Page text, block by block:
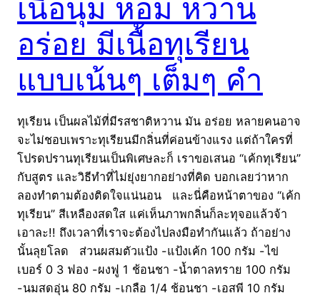
เนื้อนุ่ม หอม หวาน
อร่อย มีเนื้อทุเรียน
แบบเน้นๆ เต็มๆ คำ
ทุเรียน เป็นผลไม้ที่มีรสชาติหวาน มัน อร่อย หลายคนอาจ
จะไม่ชอบเพราะทุเรียนมีกลิ่นที่ค่อนข้างแรง แต่ถ้าใครที่
โปรดปรานทุเรียนเป็นพิเศษละก็ เราขอเสนอ “เค้กทุเรียน”
กับสูตร และวิธีทำที่ไม่ยุ่งยากอย่างที่คิด บอกเลยว่าหาก
ลองทำตามต้องติดใจแน่นอน และนี่คือหน้าตาของ “เค้ก
ทุเรียน” สีเหลืองสดใส แค่เห็นภาพกลิ่นก็ละทุจอแล้วจ้า
เอาละ!! ถึงเวลาที่เราจะต้องไปลงมือทำกันแล้ว ถ้าอย่าง
นั้นลุยโลด ส่วนผสมตัวแป้ง -แป้งเค้ก 100 กรัม -ไข่
เบอร์ 0 3 ฟอง -ผงฟู 1 ช้อนชา -น้ำตาลทราย 100 กรัม
-นมสดอุ่น 80 กรัม -เกลือ 1/4 ช้อนชา -เอสพี 10 กรัม